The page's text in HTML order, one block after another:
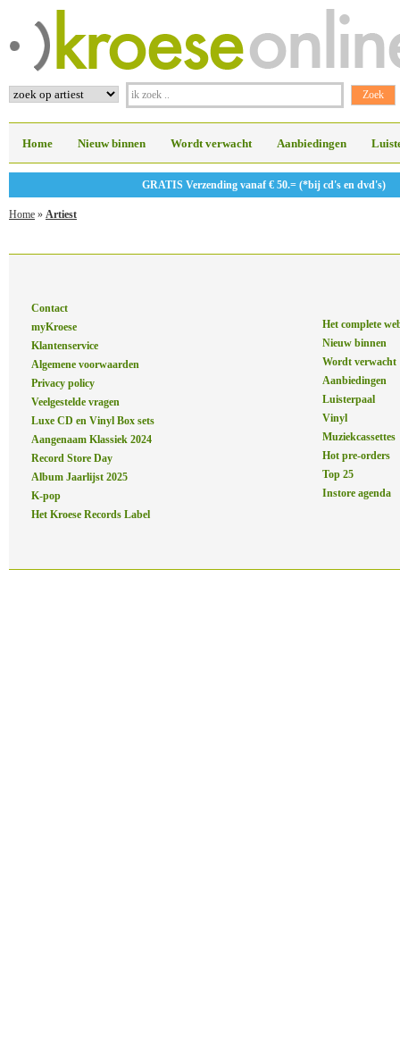
Home Nieuw binnen Wordt verwacht Aanbiedingen
GRATIS Verzending vanaf € 50.= (*bij cd's en dvd's)
Home » Artiest
Contact
myKroese
Klantenservice
Algemene voorwaarden
Privacy policy
Veelgestelde vragen
Luxe CD en Vinyl Box sets
Aangenaam Klassiek 2024
Record Store Day
Album Jaarlijst 2025
K-pop
Het Kroese Records Label
Het complete
Nieuw binnen
Wordt verwacht
Aanbiedingen
Luisterpaal
Vinyl
Muziekcassettes
Hot pre-orders
Top 25
Instore agenda